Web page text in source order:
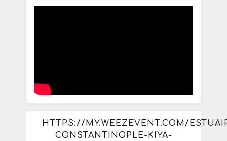
HTTPS://MY.WEEZEVENT.COM/
CONSTANTINOPLE-KIYA-